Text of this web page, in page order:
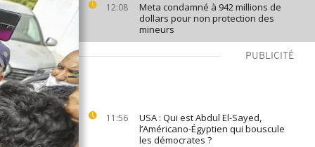
12:08
Meta condamné à 942 millions de
dollars pour non protection des
mineurs
PUBLICITÉ
11:56
USA : Qui est Abdul El-Sayed,
l’Américano-Égyptien qui bouscule
les démocrates ?